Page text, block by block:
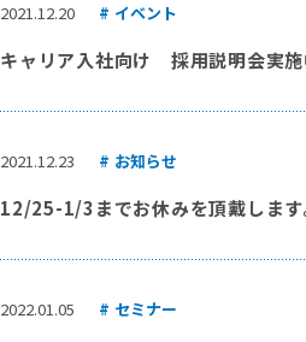
2021.12.20 イベント
キャリア入社向け 採用説明会実施
2021.12.23 お知らせ
12/25-1/3までお休みを頂戴します
2022.01.05 セミナー